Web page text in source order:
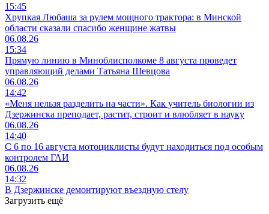
15:45
Хрупкая Любаша за рулем мощного трактора: в Минской
области сказали спасибо женщине жатвы
06.08.26
15:34
Прямую линию в Миноблисполкоме 8 августа проведет
управляющий делами Татьяна Шевцова
06.08.26
14:42
«Меня нельзя разделить на части». Как учитель биологии из
Дзержинска преподает, растит, строит и влюбляет в науку
06.08.26
14:40
С 6 по 16 августа мотоциклисты будут находиться под особым
контролем ГАИ
06.08.26
14:32
В Дзержинске демонтируют въездную стелу
Загрузить ещё